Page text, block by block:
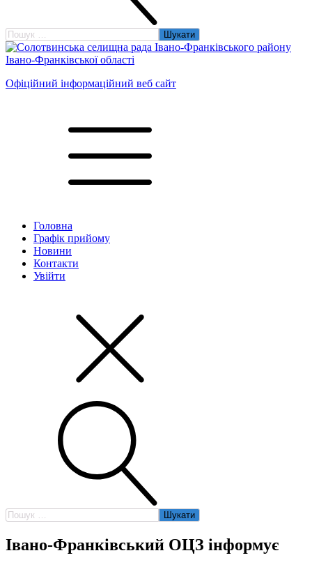
Пошук:
Офіційний інформаційний веб сайт
Головна
Графік прийому
Новини
Контакти
Увійти
Пошук:
Івано-Франківський ОЦЗ інформує